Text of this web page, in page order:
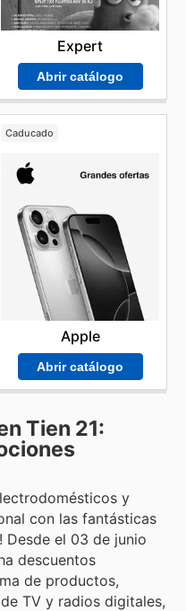
Expert
Abrir catálogo
Caducado
Apple
Abrir catálogo
Tien 21:
y
con las fantásticas
Desde el 03 de junio
descuentos
de productos,
TV y radios digitales,